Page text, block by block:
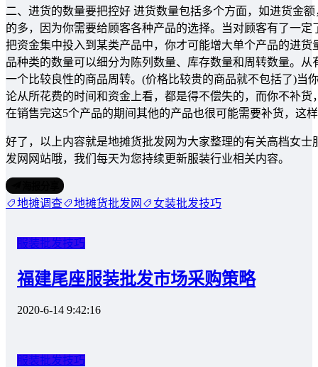
二、进货的数量要把控好 进货数量包括多个方面，如进货金
的多，因为你需要给顾客各种产品的选择。当对顾客有了一
把资金集中投入到某类产品中，你才可能增大单个产品的进
品种类的数量可以细分为陈列数量、库存数量和周转数量。
一个比较良性的商品周转。(价格比较贵的商品就不包括了)当
论从所花费的时间和资金上看，都是得不偿失的，而你不补
在销售完这5个产品的期间其他的产品也很可能需要补货，这
好了，以上内容就是地摊货批发网为大家整理的有关高档女
发网网站哦，我们每天为您持续更新服装行业相关内容。
地摊调查 地摊货批发网 女装批发技巧
服装批发技巧
福建尾座服装批发市场采购策略
2020-6-14 9:42:16
服装批发技巧